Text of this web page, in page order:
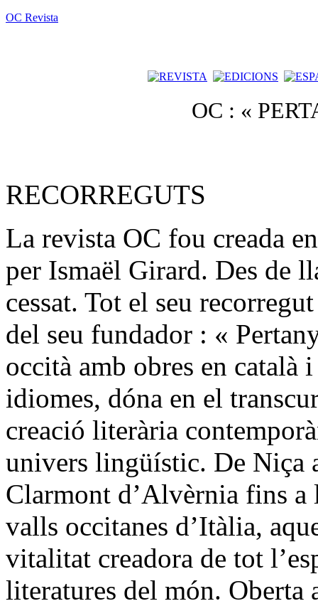
OC Revista
OC : «
RECORREGUTS
La revista OC fou creada
per Ismaël Girard. Des de
cessat. Tot el seu
del seu fundador : «
occità amb obres en català
idiomes, dóna en el
creació literària
univers lingüístic. De Niça
Clarmont d’Alvèrnia fins a
valls occitanes d’Itàlia,
vitalitat creadora de tot
literatures del món. Oberta